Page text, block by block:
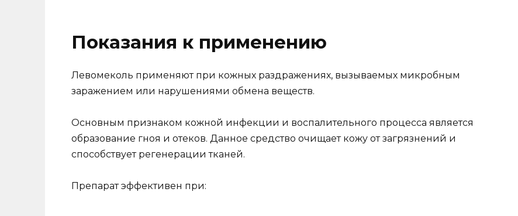
Показания к применению
Левомеколь применяют при кожных раздражениях, вызываемых микробным
заражением или нарушениями обмена веществ.
Основным признаком кожной инфекции и воспалительного процесса является
образование гноя и отеков. Данное средство очищает кожу от загрязнений и
способствует регенерации тканей.
Препарат эффективен при: